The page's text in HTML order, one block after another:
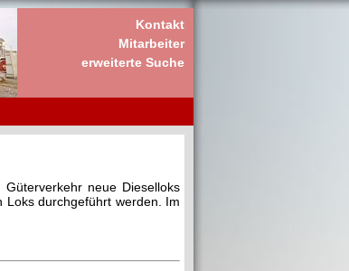
Kontakt
Mitarbeiter
erweiterte Suche
neue Dieselloks
Loks durchgeführt werden. Im